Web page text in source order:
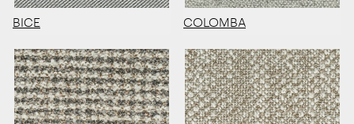
BICE COLOMBA